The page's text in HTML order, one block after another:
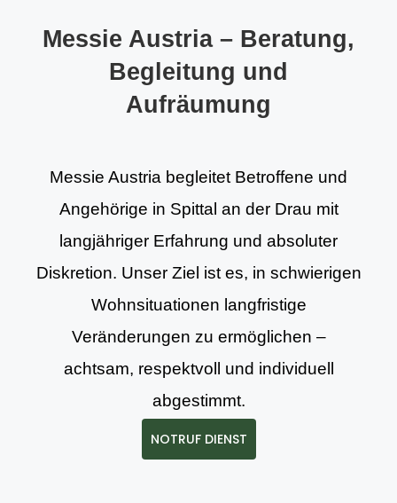
Messie Austria – Beratung,
Begleitung und
Aufräumung
Messie Austria begleitet Betroffene und
Angehörige in Spittal an der Drau mit
langjähriger Erfahrung und absoluter
Diskretion. Unser Ziel ist es, in schwierigen
Wohnsituationen langfristige
Veränderungen zu ermöglichen –
achtsam, respektvoll und individuell
abgestimmt.
NOTRUF DIENST